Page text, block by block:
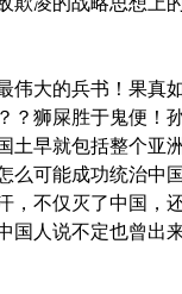
伟大的兵书！果真
？狮屎胜于鬼便！
土早就包括整个亚
么可能成功统治中
，不仅灭了中国，
国人说不定也曾出